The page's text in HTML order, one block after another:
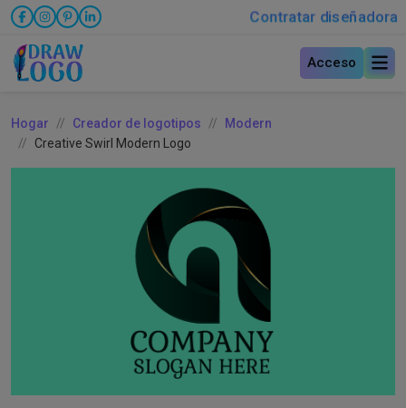
Contratar diseñadora
Acceso
Hogar Creador de logotipos
Modern
Creative Swirl Modern Logo